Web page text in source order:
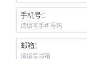
手机号：
邮箱：